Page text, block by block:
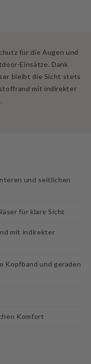
für die Augen und
Einsätze. Dank
bleibt die Sicht stets
mit indirekter
und seitlichen
für klare Sicht
mit indirekter
Kopfband und geraden
Komfort